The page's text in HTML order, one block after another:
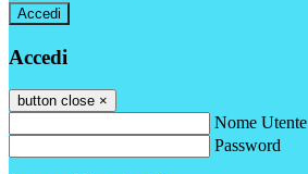
Accedi
Accedi
button close ×
Nome Utente
Password